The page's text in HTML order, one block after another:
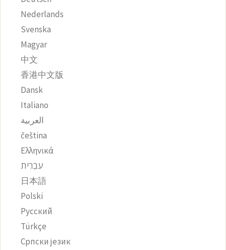
Nederlands
Svenska
Magyar
中文
香港中文版
Dansk
Italiano
العربية
čeština‎
Ελληνικά
עִבְרִית
日本語
Polski
Русский
Türkçe
Српски језик